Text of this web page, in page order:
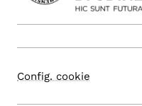
Config. cookie